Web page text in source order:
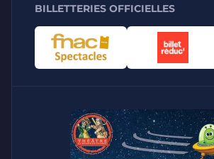
BILLETTERIES OFFICIELLES